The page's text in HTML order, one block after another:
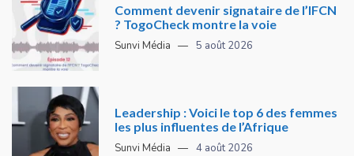
Comment devenir signataire de l’IFCN
? TogoCheck montre la voie
Sunvi Média 5 août 2026
Leadership : Voici le top 6 des femmes
les plus influentes de l’Afrique
Sunvi Média 4 août 2026